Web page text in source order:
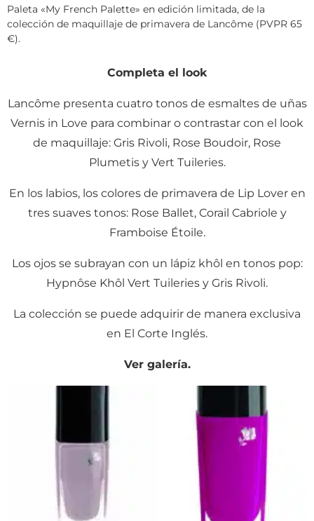
Paleta «My French Palette» en edición limitada, de la
colección de maquillaje de primavera de Lancôme (PVPR 65
€).
Completa el look
Lancôme presenta cuatro tonos de esmaltes de uñas
Vernis in Love para combinar o contrastar con el look
de maquillaje: Gris Rivoli, Rose Boudoir, Rose
Plumetis y Vert Tuileries.
En los labios, los colores de primavera de Lip Lover en
tres suaves tonos: Rose Ballet, Corail Cabriole y
Framboise Étoile.
Los ojos se subrayan con un lápiz khôl en tonos pop:
Hypnôse Khôl Vert Tuileries y Gris Rivoli.
La colección se puede adquirir de manera exclusiva
en El Corte Inglés.
Ver galería.